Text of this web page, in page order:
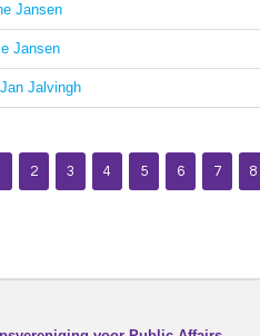
Jansen
Jansen
Jalvingh
2 3 4 5 6 7 8